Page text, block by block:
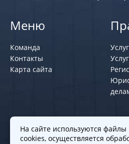
Меню
Команда
Контакты
Карта сайта
Политики и правила
На сайте используются файлы
cookies, осуществляется